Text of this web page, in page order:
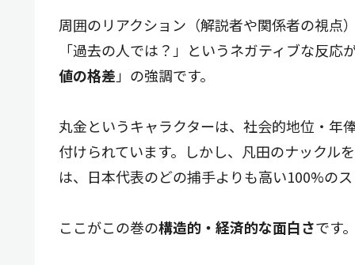
周囲のリアクション（解説者や関係者の視点
「過去の人では？」というネガティブな反
値の格差 」の強調です。
丸金というキャラクターは、社会的地位・年
付けられています。しかし、凡田のナックル
は、日本代表のどの捕手よりも高い100%の
ここがこの巻の構造的・経済的な面白さです